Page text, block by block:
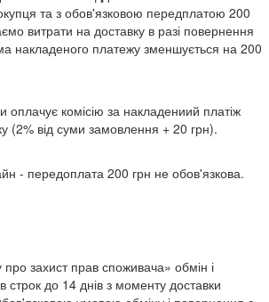
та з обов'язковою передплатою 200
витрати на доставку в разі повернення
накладеного платежу зменшується на 200
оплачує комісію за накладениий платіж
(2% від суми замовлення + 20 грн).
- передоплата 200 грн не обов'язкова.
про захист прав споживача» обмін і
до 14 днів з моменту доставки